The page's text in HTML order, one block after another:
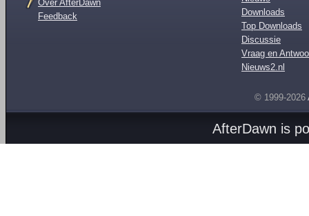
Over AfterDawn
Feedback
Downloads
Top Downloads
Discussie
Vraag en
Nieuws2.nl
© 1999-2026
AfterDawn is